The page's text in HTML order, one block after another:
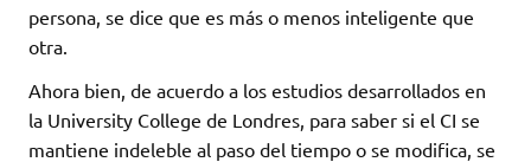
persona, se dice que es más o menos inteligente que
otra.
Ahora bien, de acuerdo a los estudios desarrollados en
la University College de Londres, para saber si el CI se
mantiene indeleble al paso del tiempo o se modifica, se